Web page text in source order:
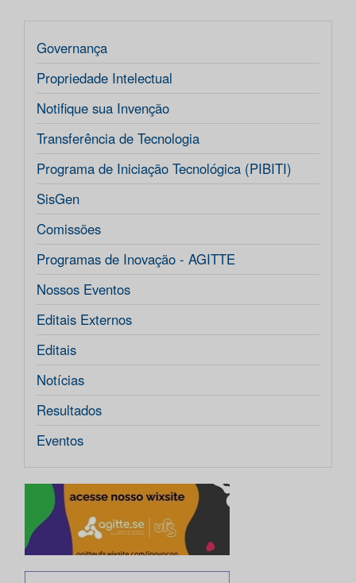
Governança
Propriedade Intelectual
Notifique sua Invenção
Transferência de Tecnologia
Programa de Iniciação Tecnológica (PIBITI)
SisGen
Comissões
Programas de Inovação - AGITTE
Nossos Eventos
Editais Externos
Editais
Notícias
Resultados
Eventos